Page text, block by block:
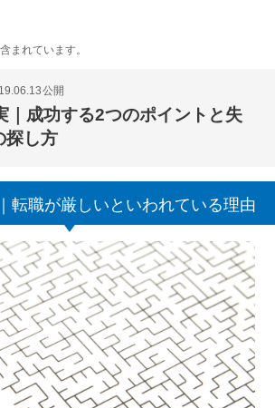
まれています。
公開
｜成功する2つのポイントと失
探し方
転職が厳しいといわれている理由